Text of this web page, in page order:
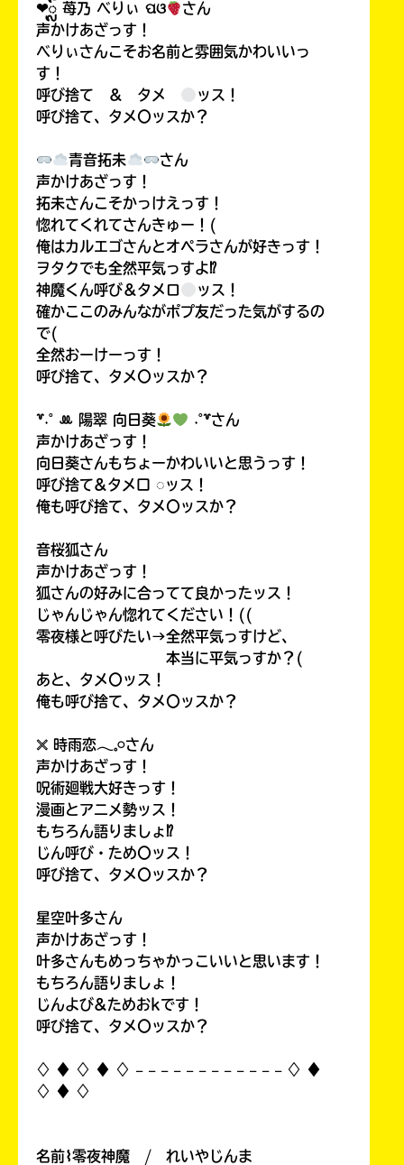
❤︎ᬼ 苺乃 べりぃ ପଓ
さん
声かけあざっす！
べりぃさんこそお名前と雰囲気かわいいっ
す！
呼び捨て ＆ タメ
ッス！
呼び捨て、タメ〇ッスか？
青音拓未
さん
声かけあざっす！
拓未さんこそかっけえっす！
惚れてくれてさんきゅー！(
俺はカルエゴさんとオペラさんが好きっす！
ヲタクでも全然平気っすよ⁉
神魔くん呼び＆タメロ
ッス！
確かここのみんながポプ友だった気がするの
で(
全然おーけーっす！
呼び捨て、タメ〇ッスか？
꒷˖˚ ꔛ‬ 陽翠 向日葵
˖˚꒷さん
声かけあざっす！
向日葵さんもちょーかわいいと思うっす！
呼び捨て&タメ口 ◌ッス！
俺も呼び捨て、タメ〇ッスか？
音桜狐さん
声かけあざっす！
狐さんの好みに合ってて良かったッス！
じゃんじゃん惚れてください！((
零夜様と呼びたい→全然平気っすけど、
本当に平気っすか？(
あと、タメ〇ッス！
俺も呼び捨て、タメ〇ッスか？
𓏴 時雨恋𓂃𓈒𓏸さん
声かけあざっす！
呪術廻戦大好きっす！
漫画とアニメ勢ッス！
もちろん語りましょ⁉
じん呼び・ため〇ッス！
呼び捨て、タメ〇ッスか？
星空叶多さん
声かけあざっす！
叶多さんもめっちゃかっこいいと思います！
もちろん語りましょ！
じんよび&ためおkです！
呼び捨て、タメ〇ッスか？
♢ ♦︎ ♢ ♦︎ ♢ 𓐄 𓐄 𓐄 𓐄 𓐄 𓐄 𓐄 𓐄 𓐄 𓐄 𓐄 𓐄 ♢ ♦︎
♢ ♦︎ ♢
名前⌇零夜神魔 / れいやじんま